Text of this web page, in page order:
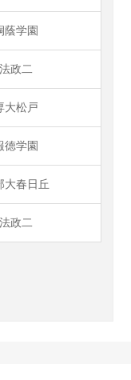
蔭学園
法政二
大松戸
徳学園
大春日丘
法政二